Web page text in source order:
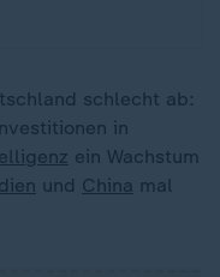
schlecht ab:
in
ein Wachstum
und China mal